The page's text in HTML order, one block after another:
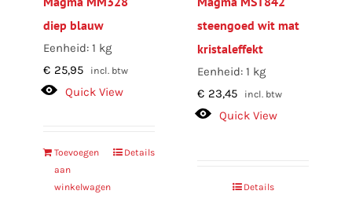
diep blauw
Eenheid: 1 kg
€ 25,95 incl. btw
Quick View
Toevoegen
aan
winkelwagen
Details
steengoed wit mat
kristaleffekt
Eenheid: 1 kg
€ 23,45 incl. btw
Quick View
Details